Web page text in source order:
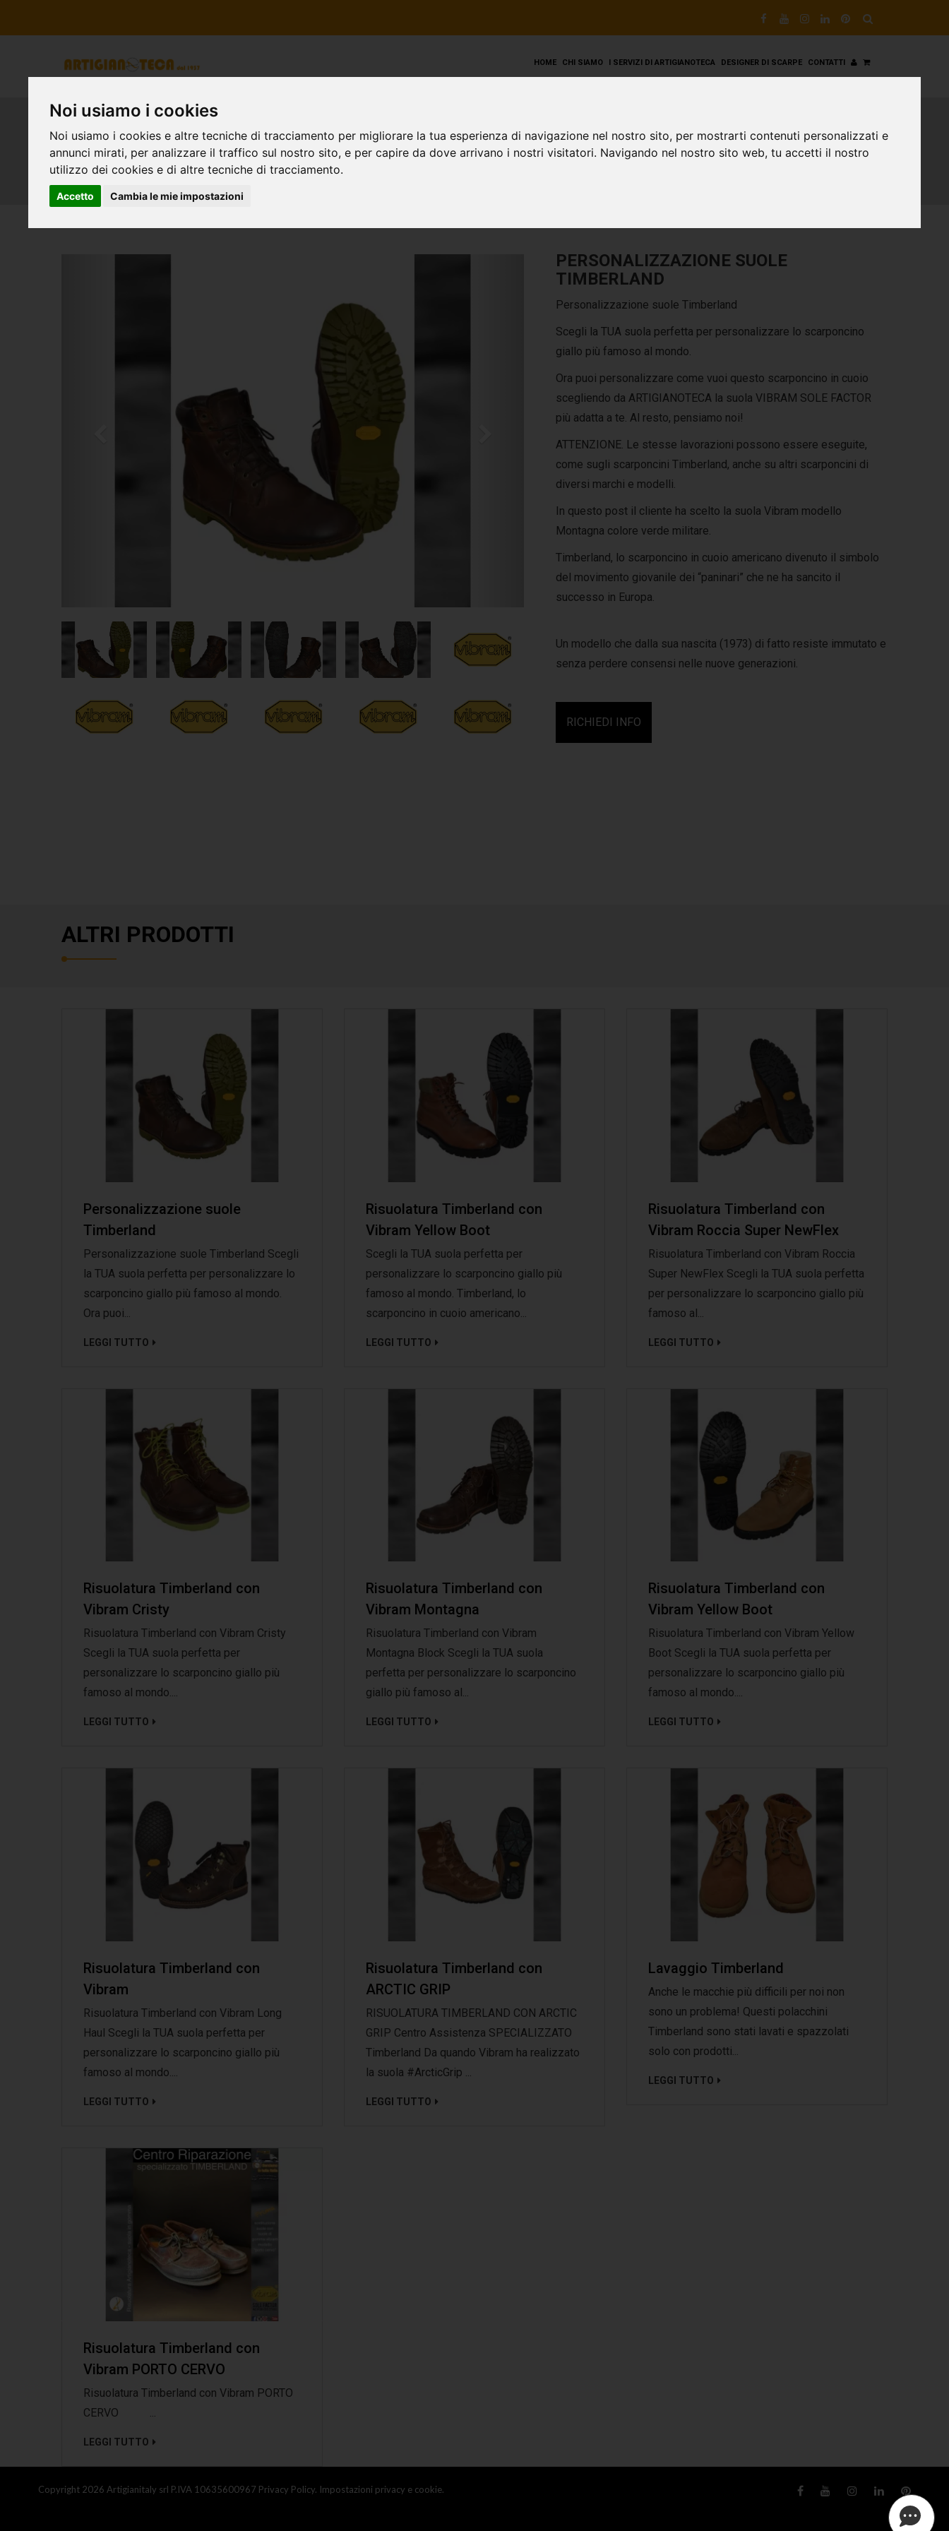
Noi usiamo i cookies
Noi usiamo i cookies e altre tecniche di tracciamento per migliorare la tua esperienza di navigazione nel nostro sito, per mostrarti contenuti personalizzati e
annunci mirati, per analizzare il traffico sul nostro sito, e per capire da dove arrivano i nostri visitatori. Navigando nel nostro sito web, tu accetti il nostro
utilizzo dei cookies e di altre tecniche di tracciamento.
Accetto Cambia le mie impostazioni
HOME CHI SIAMO I SERVIZI DI ARTIGIANOTECA DESIGNER DI SCARPE CONTATTI
Personalizzazione suole Timberland
PERSONALIZZAZIONE SUOLE
TIMBERLAND
Personalizzazione suole Timberland
Scegli la TUA suola perfetta per personalizzare lo scarponcino
giallo più famoso al mondo.
Ora puoi personalizzare come vuoi questo scarponcino in cuoio
scegliendo da ARTIGIANOTECA la suola VIBRAM SOLE FACTOR
più adatta a te. Al resto, pensiamo noi!
ATTENZIONE. Le stesse lavorazioni possono essere eseguite,
come sugli scarponcini Timberland, anche su altri scarponcini di
diversi marchi e modelli.
In questo post il cliente ha scelto la suola Vibram modello
Montagna colore verde militare.
Timberland, lo scarponcino in cuoio americano divenuto il simbolo
del movimento giovanile dei “paninari” che ne ha sancito il
successo in Europa.
Un modello che dalla sua nascita (1973) di fatto resiste immutato e
senza perdere consensi nelle nuove generazioni.
RICHIEDI INFO
ALTRI PRODOTTI
Personalizzazione suole
Timberland
Personalizzazione suole Timberland Scegli
la TUA suola perfetta per personalizzare lo
scarponcino giallo più famoso al mondo.
Ora puoi...
LEGGI TUTTO
Risuolatura Timberland con
Vibram Yellow Boot
Scegli la TUA suola perfetta per
personalizzare lo scarponcino giallo più
famoso al mondo. Timberland, lo
scarponcino in cuoio americano...
LEGGI TUTTO
Risuolatura Timberland con
Vibram Roccia Super NewFlex
Risuolatura Timberland con Vibram Roccia
Super NewFlex Scegli la TUA suola perfetta
per personalizzare lo scarponcino giallo più
famoso al...
LEGGI TUTTO
Risuolatura Timberland con
Vibram Cristy
Risuolatura Timberland con Vibram Cristy
Scegli la TUA suola perfetta per
personalizzare lo scarponcino giallo più
famoso al mondo....
LEGGI TUTTO
Risuolatura Timberland con
Vibram Montagna
Risuolatura Timberland con Vibram
Montagna Block Scegli la TUA suola
perfetta per personalizzare lo scarponcino
giallo più famoso al...
LEGGI TUTTO
Risuolatura Timberland con
Vibram Yellow Boot
Risuolatura Timberland con Vibram Yellow
Boot Scegli la TUA suola perfetta per
personalizzare lo scarponcino giallo più
famoso al mondo....
LEGGI TUTTO
Risuolatura Timberland con
Vibram
Risuolatura Timberland con Vibram Long
Haul Scegli la TUA suola perfetta per
personalizzare lo scarponcino giallo più
famoso al mondo....
LEGGI TUTTO
Risuolatura Timberland con
ARCTIC GRIP
RISUOLATURA TIMBERLAND CON ARCTIC
GRIP Centro Assistenza SPECIALIZZATO
Timberland Da quando Vibram ha realizzato
la suola #ArcticGrip ...
LEGGI TUTTO
Lavaggio Timberland
Anche le macchie più difficili per noi non
sono un problema! Questi polacchini
Timberland sono stati lavati e spazzolati
solo con prodotti...
LEGGI TUTTO
Risuolatura Timberland con
Vibram PORTO CERVO
Risuolatura Timberland con Vibram PORTO
CERVO ...
LEGGI TUTTO
Copyright 2026 Artigianitaly srl P.IVA 10635600967 Privacy Policy. Impostazioni privacy e cookie.